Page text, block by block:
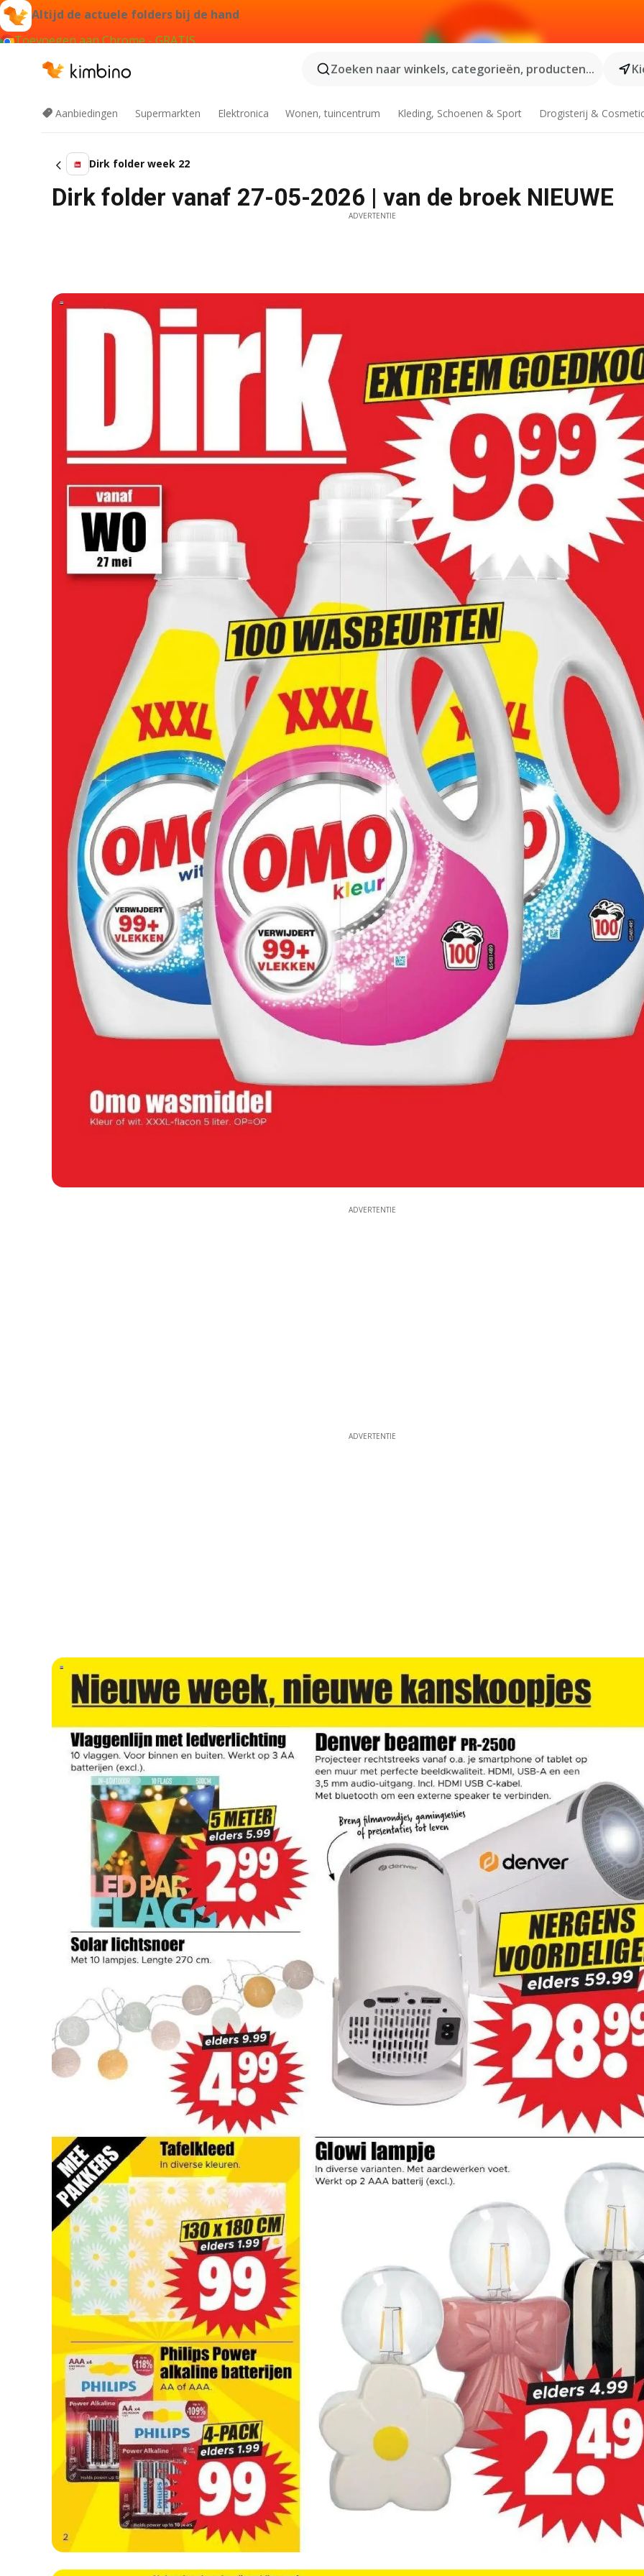
Altijd de actuele folders bij de hand
Toevoegen aan Chrome - GRATIS
Zoeken naar winkels, categorieën, producten...
Aanbiedingen Supermarkten Elektronica Wonen, tuincentrum Kleding, Schoenen & Sport Drogisterij &
Dirk folder week 22
Dirk folder vanaf 27-05-2026 | van de broek NIEUWE
ADVERTENTIE
ADVERTENTIE
ADVERTENTIE